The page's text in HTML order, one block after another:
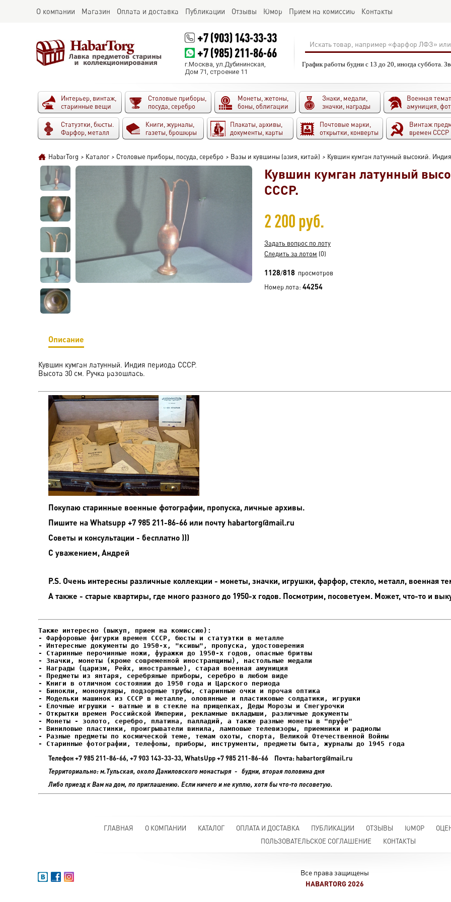
О компании Магазин Оплата и доставка Публикации Отзывы Юмор Прием на комиссию Контакты
+7 (903) 143-33-33
+7 (985) 211-86-66
г.Москва, ул.Дубининская,
Дом 71, строение 11
График работы будни с 13 до 20, иногда суббота.
Интерьер, винтаж,
старинные вещи
Столовые приборы,
посуда, серебро
Монеты, жетоны,
боны, облигации
Знаки, медали,
значки, награды
Военная
амуниция,
Статуэтки, бюсты.
Фарфор, металл
Книги, журналы,
газеты, брошюры
Плакаты, архивы,
документы, карты
Почтовые марки,
открытки, конверты
Винтаж
времен СССР
HabarTorg > Каталог > Столовые приборы, посуда, серебро > Вазы и кувшины (азия, китай) > Кувшин кумган латунный высокий.
Кувшин кумган латунный
СССР.
2 200 руб.
Задать вопрос по лоту
Следить за лотом (0)
1128/818 просмотров
Номер лота:44254
Описание
Кувшин кумган латунный. Индия периода СССР.
Высота 30 см. Ручка разошлась.
Покупаю старинные военные фотографии, пропуска, личные архивы.
Пишите на Whatsupp +7 985 211-86-66 или почту habartorg@mail.ru
Советы и консультации - бесплатно )))
С уважением, Андрей
P.S. Очень интересны различные коллекции - монеты, значки, игрушки, фарфор, стекло, металл, военная
А также - старые квартиры, где много разного до 1950-х годов. Посмотрим, посоветуем. Может, что-то и
- Фарфоровые фигурки времен СССР, бюсты и статуэтки в металле
- Интересные документы до 1950-х, "ксивы", пропуска, удостоверения
- Елочные игрушки - ватные и в стекле на прищепках, Деды Морозы и Снегурочки
- Старинные фотографии, телефоны, приборы, инструменты, предметы быта, журналы до 1945 года
Телефон +7 985 211-86-66, +7 903 143-33-33, WhatsUpp +7 985 211-86-66 Почта: habartorg@mail.ru
Территориально: м.Тульская, около Даниловского монастыря - будни, вторая половина дня
Либо приезд к Вам на дом, по приглашению. Если ничего и не куплю, хотя бы что-то посоветую.
ГЛАВНАЯ О КОМПАНИИ КАТАЛОГ ОПЛАТА И ДОСТАВКА ПУБЛИКАЦИИ ОТЗЫВЫ ЮМОР
ПОЛЬЗОВАТЕЛЬСКОЕ СОГЛАШЕНИЕ
КОНТАКТЫ
Все права защищены
HABARTORG 2026